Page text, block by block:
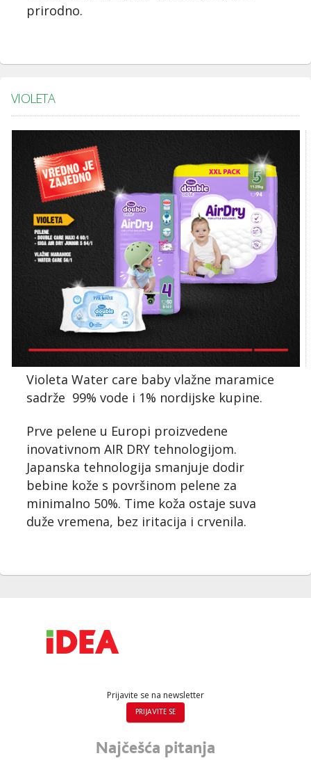
prirodno.
VIOLETA
Violeta Water care baby vlažne maramice
sadrže 99% vode i 1% nordijske kupine.
Prve pelene u Europi proizvedene
inovativnom AIR DRY tehnologijom.
Japanska tehnologija smanjuje dodir
bebine kože s površinom pelene za
minimalno 50%. Time koža ostaje suva
duže vremena, bez iritacija i crvenila.
Prijavite se na newsletter
PRIJAVITE SE
Najčešća pitanja